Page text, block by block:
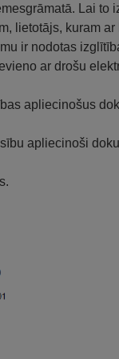
Lai to
lietotājs, kuram
ir nodotas
ar drošu
apliecinošus
apliecinoši